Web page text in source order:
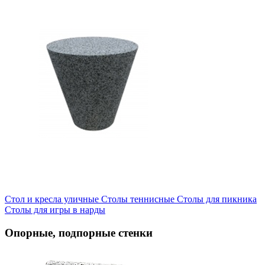
Стол и кресла уличные Cтолы теннисные Столы для пикника
Столы для игры в нарды
Опорные, подпорные стенки